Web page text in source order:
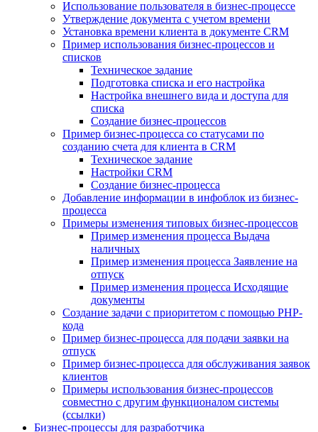
Использование пользователя в бизнес-процессе
Утверждение документа с учетом времени
Установка времени клиента в документе CRM
Пример использования бизнес-процессов и
списков
Техническое задание
Подготовка списка и его настройка
Настройка внешнего вида и доступа для
списка
Создание бизнес-процессов
Пример бизнес-процесса со статусами по
созданию счета для клиента в CRM
Техническое задание
Настройки CRM
Создание бизнес-процесса
Добавление информации в инфоблок из бизнес-
процесса
Примеры изменения типовых бизнес-процессов
Пример изменения процесса Выдача
наличных
Пример изменения процесса Заявление на
отпуск
Пример изменения процесса Исходящие
документы
Создание задачи с приоритетом с помощью PHP-
кода
Пример бизнес-процесса для подачи заявки на
отпуск
Пример бизнес-процесса для обслуживания заявок
клиентов
Примеры использования бизнес-процессов
совместно с другим функционалом системы
(ссылки)
Бизнес-процессы для разработчика